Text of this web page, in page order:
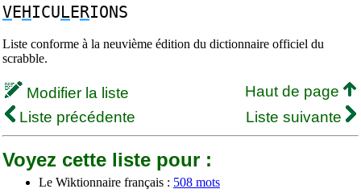
VEHICULERIONS
Liste conforme à la neuvième édition du dictionnaire officiel du
scrabble.
Modifier la liste
Haut de page
Liste précédente
Liste suivante
Voyez cette liste pour :
Le Wiktionnaire français : 508 mots